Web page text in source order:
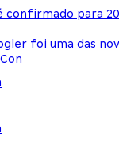
confirmado para
foi uma das